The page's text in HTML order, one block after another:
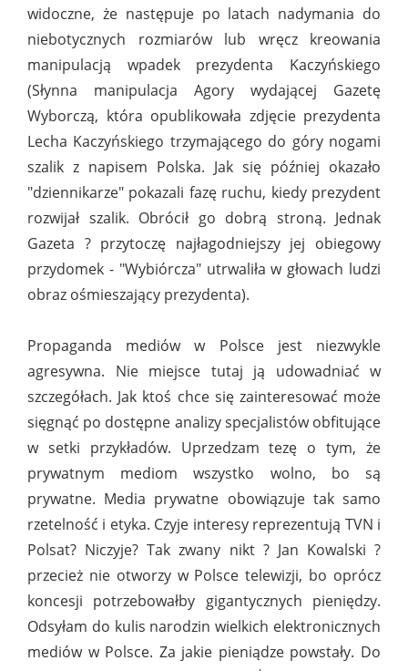
widoczne, że następuje po latach nadymania do
niebotycznych rozmiarów lub wręcz kreowania
manipulacją wpadek prezydenta Kaczyńskiego
(Słynna manipulacja Agory wydającej Gazetę
Wyborczą, która opublikowała zdjęcie prezydenta
Lecha Kaczyńskiego trzymającego do góry nogami
szalik z napisem Polska. Jak się później okazało
"dziennikarze" pokazali fazę ruchu, kiedy prezydent
rozwijał szalik. Obrócił go dobrą stroną. Jednak
Gazeta ? przytoczę najłagodniejszy jej obiegowy
przydomek - "Wybiórcza" utrwaliła w głowach ludzi
obraz ośmieszający prezydenta).
Propaganda mediów w Polsce jest niezwykle
agresywna. Nie miejsce tutaj ją udowadniać w
szczegółach. Jak ktoś chce się zainteresować może
sięgnąć po dostępne analizy specjalistów obfitujące
w setki przykładów. Uprzedzam tezę o tym, że
prywatnym mediom wszystko wolno, bo są
prywatne. Media prywatne obowiązuje tak samo
rzetelność i etyka. Czyje interesy reprezentują TVN i
Polsat? Niczyje? Tak zwany nikt ? Jan Kowalski ?
przecież nie otworzy w Polsce telewizji, bo oprócz
koncesji potrzebowałby gigantycznych pieniędzy.
Odsyłam do kulis narodzin wielkich elektronicznych
mediów w Polsce. Za jakie pieniądze powstały. Do